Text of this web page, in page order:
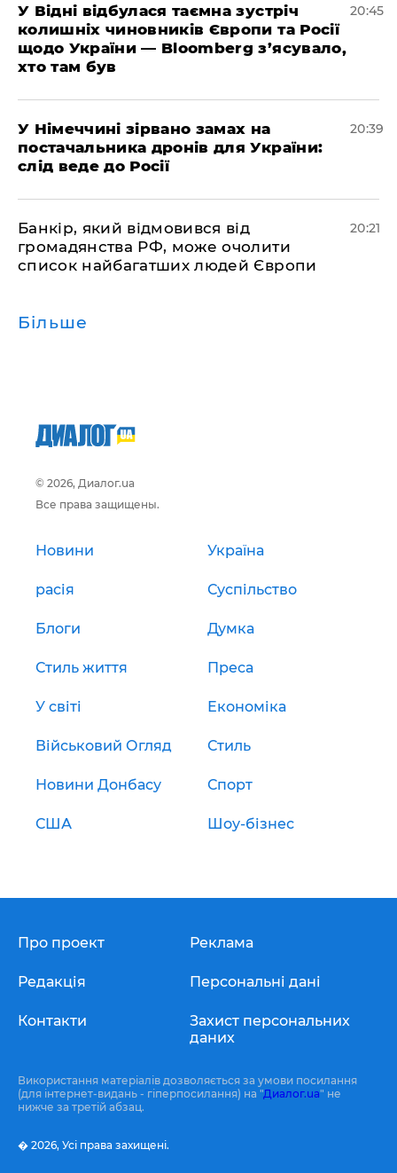
​У Відні відбулася таємна зустріч
колишніх чиновників Європи та Росії
щодо України — Bloomberg з’ясувало,
хто там був
20:45
​У Німеччині зірвано замах на
постачальника дронів для України:
слід веде до Росії
20:39
​Банкір, який відмовився від
громадянства РФ, може очолити
список найбагатших людей Європи
20:21
Більше
© 2026, Диалог.ua
Все права защищены.
Новини Україна
расія Суспільство
Блоги Думка
Стиль життя Преса
У світі Економіка
Військовий Огляд Стиль
Новини Донбасу Спорт
США Шоу-бізнес
Про проект
Редакція
Контакти
Реклама
Персональні дані
Захист персональних
даних
Використання матеріалів дозволяється за умови посилання
(для інтернет-видань - гіперпосилання) на "Диалог.ua" не
нижче за третій абзац.
� 2026, Усі права захищені.